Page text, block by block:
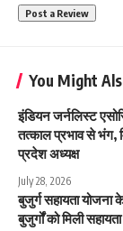
You Might
इंडियन जर्नलिस्ट
तत्काल प्रभाव से भंग,
प्रदेश अध्यक्ष
July 28, 2026
बुजुर्ग सहायता
बुजुर्गों को मिली